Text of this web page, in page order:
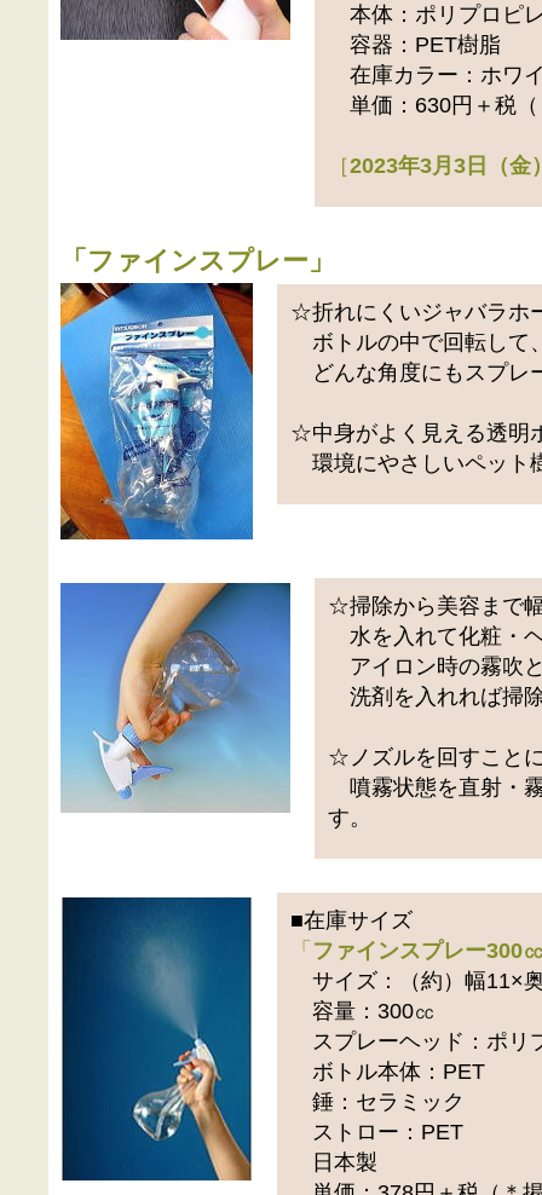
本体：ポリプロピ
容器：PET樹脂
在庫カラー：ホワ
単価：630円＋税（
［2023年3月3日（金
「 ファインスプレー 」
☆折れにくいジャバラホ
ボトルの中で回転して
どんな角度にもスプレ
☆中身がよく見える透明
環境にやさしいペット
☆掃除から美容まで
水を入れて化粧・
アイロン時の霧吹
洗剤を入れれば掃
☆ノズルを回すこと
噴霧状態を直射・
す。
■在庫サイズ
「 ファインスプレー300
サイズ：（約）幅11×
容量：300㏄
スプレーヘッド：ポリ
ボトル本体：PET
錘：セラミック
ストロー：PET
日本製